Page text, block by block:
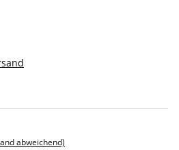
abweichend)